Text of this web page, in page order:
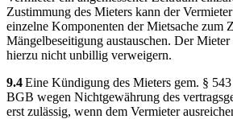
Zustimmung des Mieters kann der
einzelne Komponenten der Mietsache zum
Mängelbeseitigung austauschen. Der
hierzu nicht unbillig verweigern.
9.4Eine Kündigung des Mieters gem. §
BGB wegen Nichtgewährung des
erst zulässig, wenn dem Vermieter